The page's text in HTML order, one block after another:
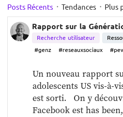
Posts Récents · Tendances · Plus
Rapport sur la
Recherche utilisateur
#genz
#reseauxsociaux
Un nouveau rapport
adolescents US vis-à-
est sorti.   On y
Facebook est has